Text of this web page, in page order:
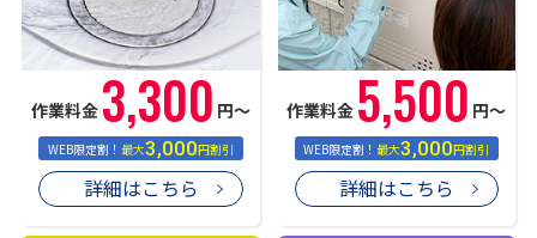
作業料金 3,300 円〜
WEB限定割！最大3,000円割引
詳細はこちら
作業料金 5,500 円〜
WEB限定割！最大3,000円割引
詳細はこちら